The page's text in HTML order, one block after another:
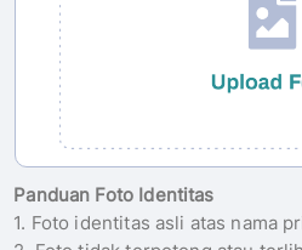
Panduan Foto Identitas
1. Foto identitas asli atas nama